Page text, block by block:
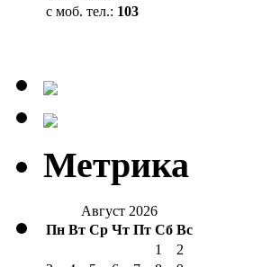
с моб. тел.: 103
Метрика
Август 2026
Пн Вт Ср Чт Пт Сб Вс
1
2